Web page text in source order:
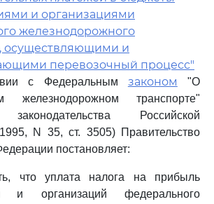
и организациями
железнодорожного
осуществляющими и
перевозочный процесс"
с Федеральным законом
"О
железнодорожном транспорте"
Российской
N 35, ст. 3505) Правительство
постановляет:
что уплата налога на прибыль
и организаций федерального